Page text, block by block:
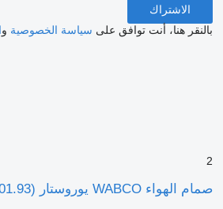
الاشتراك
بالنقر هنا، أنت توافق على سياسة الخصوصية و
2
صمام الهواء WABCO يوروستار (01.93-12.02) AC574AX لـ الشاحنات IVECO EuroTrakker, EuroStar, EuroTech (1993-2004)